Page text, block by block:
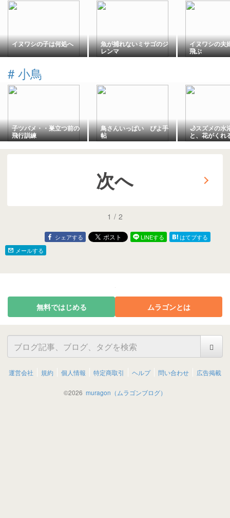
イヌワシの子は何処へ 魚が捕れないミサゴのジ
レンマ
イヌワシの
飛ぶ
# 小鳥
子ツバメ・・巣立つ前の
飛行訓練
鳥さんいっぱい ぴよ手
帖
🌙スズメの水
と、花がくれ
次へ
1 / 2
シェアする LINEする
はてブする
メールする
無料ではじめる ムラゴンとは
運営会社 規約 個人情報 特定商取引 ヘルプ 問い合わせ 広告掲載
©2026 muragon（ムラゴンブログ）